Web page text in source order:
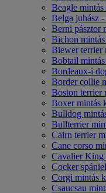
Beagle
Belga juhász
Berni pásztor
Bichon
Biewer terrier
Bobtail
Bordeaux-i
Border collie
Boston terrier
Boxer mintás
Bulldog
Bullterrier
Cairn terrier
Cane corso
Cavalier King
Cocker
Corgi mintás
Csaucsau